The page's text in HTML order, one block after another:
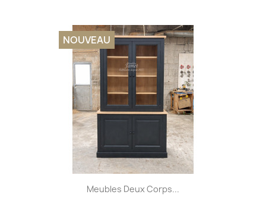
Meubles Deux Corps...
NOUVEAU